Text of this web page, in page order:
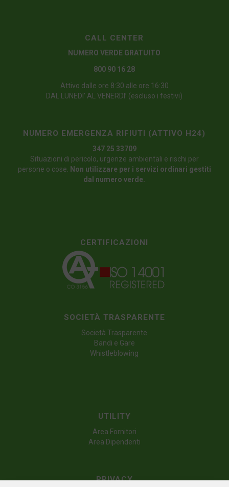
CALL CENTER
NUMERO VERDE GRATUITO
800 90 16 28
Attivo dalle ore 8:30 alle ore 16:30
DAL LUNEDI’ AL VENERDI’ (escluso i festivi)
NUMERO EMERGENZA RIFIUTI (ATTIVO H24)
347 25 33709
Situazioni di pericolo, urgenze ambientali e rischi per
persone o cose.
Non utilizzare per i servizi ordinari gestiti
dal numero verde.
CERTIFICAZIONI
SOCIETÀ TRASPARENTE
Società Trasparente
Bandi e Gare
Whistleblowing
UTILITY
Area Fornitori
Area Dipendenti
PRIVACY